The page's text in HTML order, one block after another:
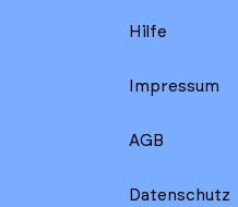
Hilfe
Impressum
AGB
Datenschutz